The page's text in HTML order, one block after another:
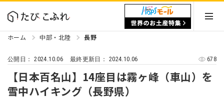
ホーム 中部・北陸 長野
公開日：2024.10.06 最終更新日： 2024.10.06 678
【日本百名山】14座目は霧ヶ峰（車山）を
雪中ハイキング（長野県）